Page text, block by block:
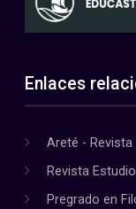
Enlaces
Areté -
Revista
Pregrado en